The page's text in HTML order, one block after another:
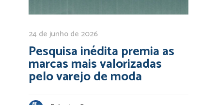
24 de junho de 2026
Pesquisa inédita premia as
marcas mais valorizadas
pelo varejo de moda